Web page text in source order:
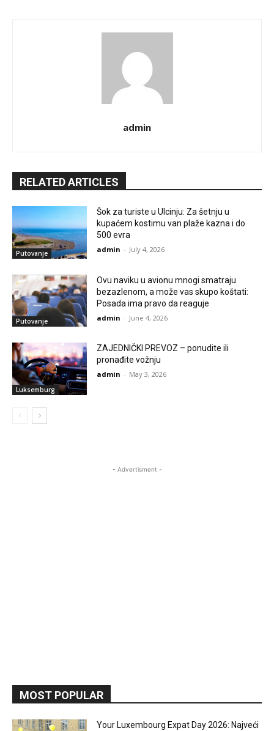
admin
RELATED ARTICLES
Putovanje
Šok za turiste u Ulcinju: Za šetnju u
kupaćem kostimu van plaže kazna i do
500 evra
admin - July 4, 2026
Putovanje
Ovu naviku u avionu mnogi smatraju
bezazlenom, a može vas skupo koštati:
Posada ima pravo da reaguje
admin - June 4, 2026
Luksemburg
ZAJEDNIČKI PREVOZ – ponudite ili
pronađite vožnju
admin - May 3, 2026
- Advertisment -
MOST POPULAR
Your Luxembourg Expat Day 2026: Najveći